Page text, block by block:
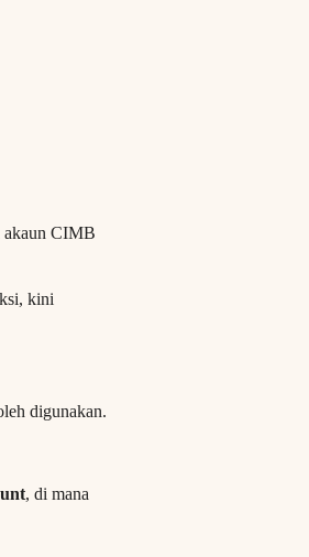
akaun CIMB
kini
digunakan.
, di mana